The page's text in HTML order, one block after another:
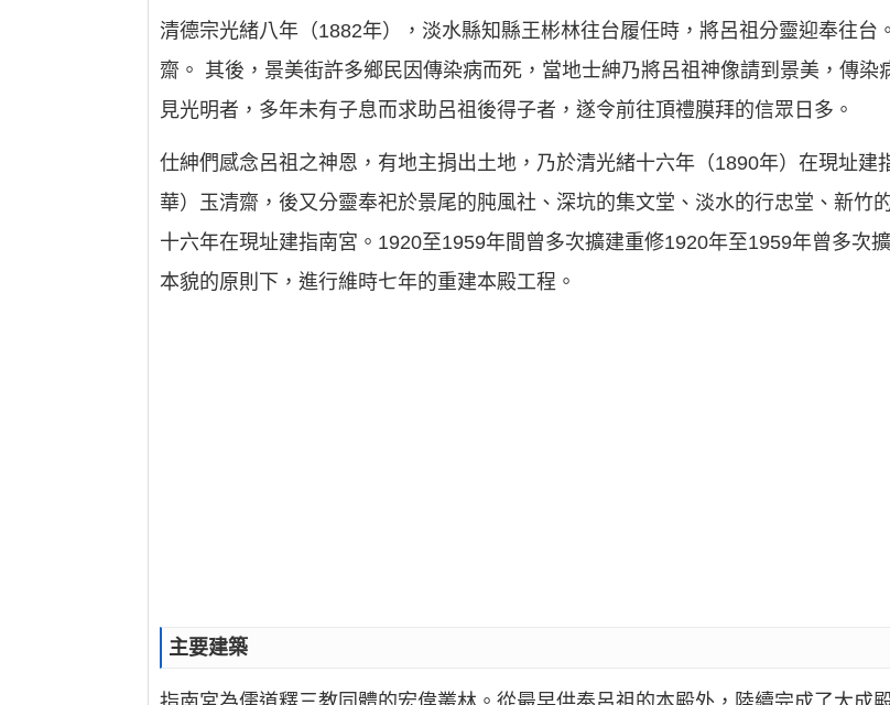
清德宗光緒八年（1882年），淡水縣知縣王彬林往台履任時，將呂祖分靈迎奉往台
齋。 其後，景美街許多鄉民因傳染病而死，當地士紳乃將呂祖神像請到景美，傳染
見光明者，多年未有子息而求助呂祖後得子者，遂令前往頂禮膜拜的信眾日多。
仕紳們感念呂祖之神恩，有地主捐出土地，乃於清光緒十六年（1890年）在現址建
華）玉清齋，後又分靈奉祀於景尾的肫風社、深坑的集文堂、淡水的行忠堂、新竹
十六年在現址建指南宮。1920至1959年間曾多次擴建重修1920年至1959年曾多次
本貌的原則下，進行維時七年的重建本殿工程。
主要建築